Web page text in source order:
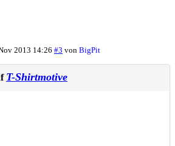
2013 14:26 #3 von BigPit
T-Shirtmotive